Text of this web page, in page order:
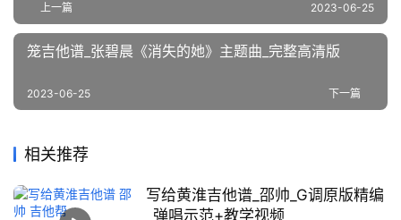
上一篇 2023-06-25
笼吉他谱_张碧晨《消失的她》主题曲_完整高清版
下一篇
2023-06-25
相关推荐
写给黄淮吉他谱_邵帅_G调原版精编
_弹唱示范+教学视频